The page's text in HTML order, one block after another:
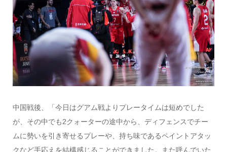
中国戦後、「今日はグアム戦よりプレータイムは短めでした
が、その中でも2クォーターの途中から、ディフェンスでチー
ムに勢いを引き寄せるプレーや、持ち味であるペイントアタッ
クなど手応えを結構感じることができました。また呼んでいた